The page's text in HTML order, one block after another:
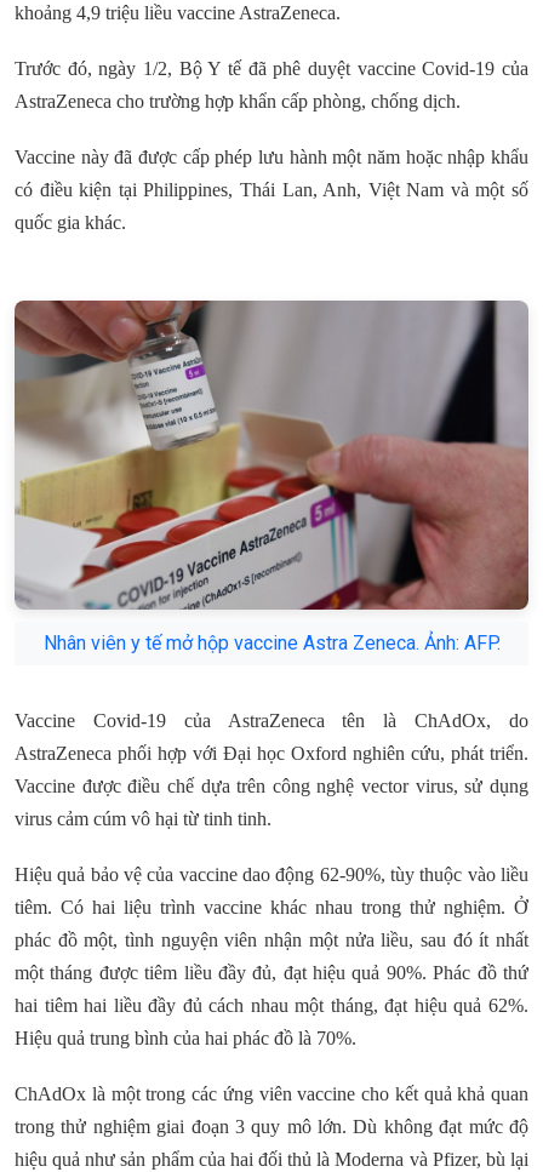
khoảng 4,9 triệu liều vaccine AstraZeneca.
Trước đó, ngày 1/2, Bộ Y tế đã phê duyệt vaccine Covid-19 của
AstraZeneca cho trường hợp khẩn cấp phòng, chống dịch.
Vaccine này đã được cấp phép lưu hành một năm hoặc nhập khẩu
có điều kiện tại Philippines, Thái Lan, Anh, Việt Nam và một số
quốc gia khác.
Nhân viên y tế mở hộp vaccine Astra Zeneca. Ảnh: AFP.
Vaccine Covid-19 của AstraZeneca tên là ChAdOx, do
AstraZeneca phối hợp với Đại học Oxford nghiên cứu, phát triển.
Vaccine được điều chế dựa trên công nghệ vector virus, sử dụng
virus cảm cúm vô hại từ tinh tinh.
Hiệu quả bảo vệ của vaccine dao động 62-90%, tùy thuộc vào liều
tiêm. Có hai liệu trình vaccine khác nhau trong thử nghiệm. Ở
phác đồ một, tình nguyện viên nhận một nửa liều, sau đó ít nhất
một tháng được tiêm liều đầy đủ, đạt hiệu quả 90%. Phác đồ thứ
hai tiêm hai liều đầy đủ cách nhau một tháng, đạt hiệu quả 62%.
Hiệu quả trung bình của hai phác đồ là 70%.
ChAdOx là một trong các ứng viên vaccine cho kết quả khả quan
trong thử nghiệm giai đoạn 3 quy mô lớn. Dù không đạt mức độ
hiệu quả như sản phẩm của hai đối thủ là Moderna và Pfizer, bù lại